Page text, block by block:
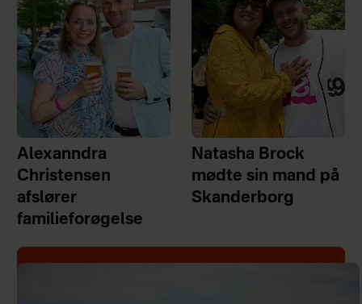
Alexanndra
Christensen
afslører
familieforøgelse
Natasha Brock
mødte sin mand på
Skanderborg